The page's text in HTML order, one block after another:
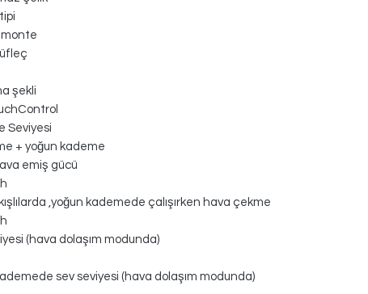
şekli
Seviyesi
+ yoğun kademe
emiş gücü
,yoğun kademede çalışırken hava çekme
(hava dolaşım modunda)
sev seviyesi (hava dolaşım modunda)